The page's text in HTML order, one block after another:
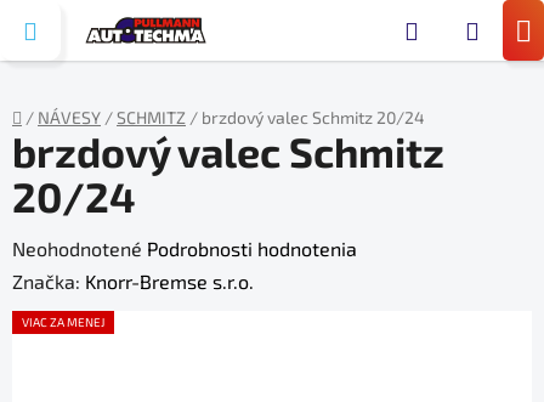
obsah
Domov
/ NÁVESY /SCHMITZ / brzdový valec Schmitz 20/24
brzdový valec Schmitz
20/24
Priemerné
hodnotenie
produktu
Neohodnotené Podrobnosti hodnotenia
Značka: Knorr-Bremse s.r.o.
VIAC ZA MENEJ